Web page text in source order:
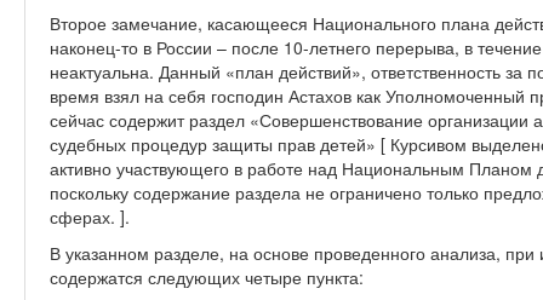
Второе замечание, касающееся Национального плана
наконец-то в России – после 10-летнего перерыва, в
неактуальна. Данный «план действий», ответственность за
время взял на себя господин Астахов как
сейчас содержит раздел «Совершенствование организации
судебных процедур защиты прав детей» [ Курсивом
активно участвующего в работе над Национальным Планом
поскольку содержание раздела не ограничено только
сферах. ].
В указанном разделе, на основе проведенного анализа,
содержатся следующих четыре пункта: